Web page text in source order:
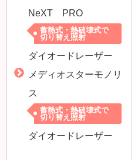
NeXT PRO
蓄熱式・熱破壊式で
切り替え照射
ダイオードレーザー
メディオスターモノリ
ス
蓄熱式・熱破壊式で
切り替え照射
ダイオードレーザー